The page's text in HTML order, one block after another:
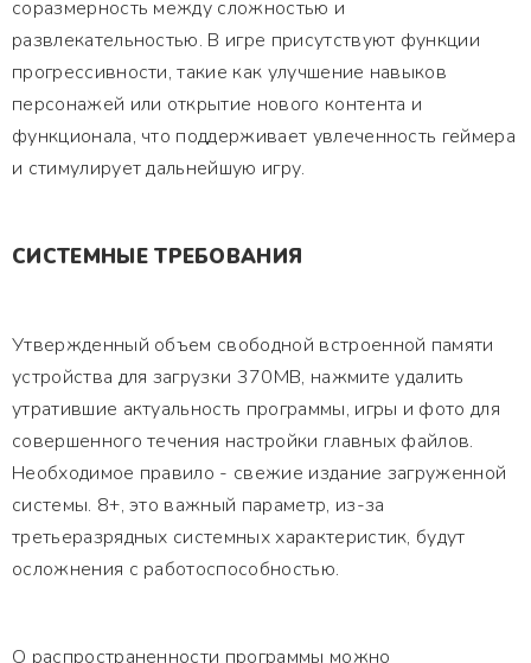
соразмерность между сложностью и
развлекательностью. В игре присутствуют функции
прогрессивности, такие как улучшение навыков
персонажей или открытие нового контента и
функционала, что поддерживает увлеченность геймера
и стимулирует дальнейшую игру.
СИСТЕМНЫЕ ТРЕБОВАНИЯ
Утвержденный объем свободной встроенной памяти
устройства для загрузки 370MB, нажмите удалить
утратившие актуальность программы, игры и фото для
совершенного течения настройки главных файлов.
Необходимое правило - свежие издание загруженной
системы. 8+, это важный параметр, из-за
третьеразрядных системных характеристик, будут
осложнения с работоспособностью.
О распространенности программы можно